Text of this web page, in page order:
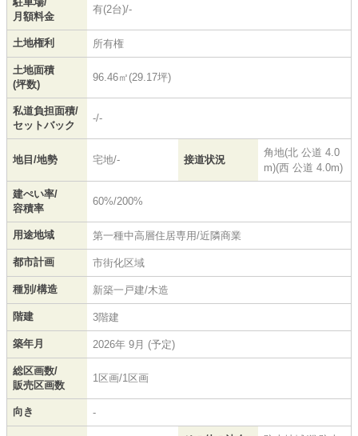
月額料金
有(2台)/-
土地権利 所有権
土地面積
(坪数)
96.46㎡(29.17坪)
私道負担面積/
セットバック
-/-
地目/地勢 宅地/- 接道状況
角地(北 公道 4.0
m)(西 公道 4.0m)
建ぺい率/
容積率
60%/200%
用途地域 第一種中高層住居専用/近隣商業
都市計画 市街化区域
種別/構造 新築一戸建/木造
階建 3階建
築年月 2026年 9月 (予定)
総区画数/
販売区画数
1区画/1区画
向き -